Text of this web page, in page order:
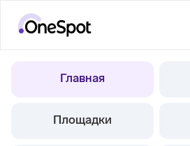
Главная
Площадки